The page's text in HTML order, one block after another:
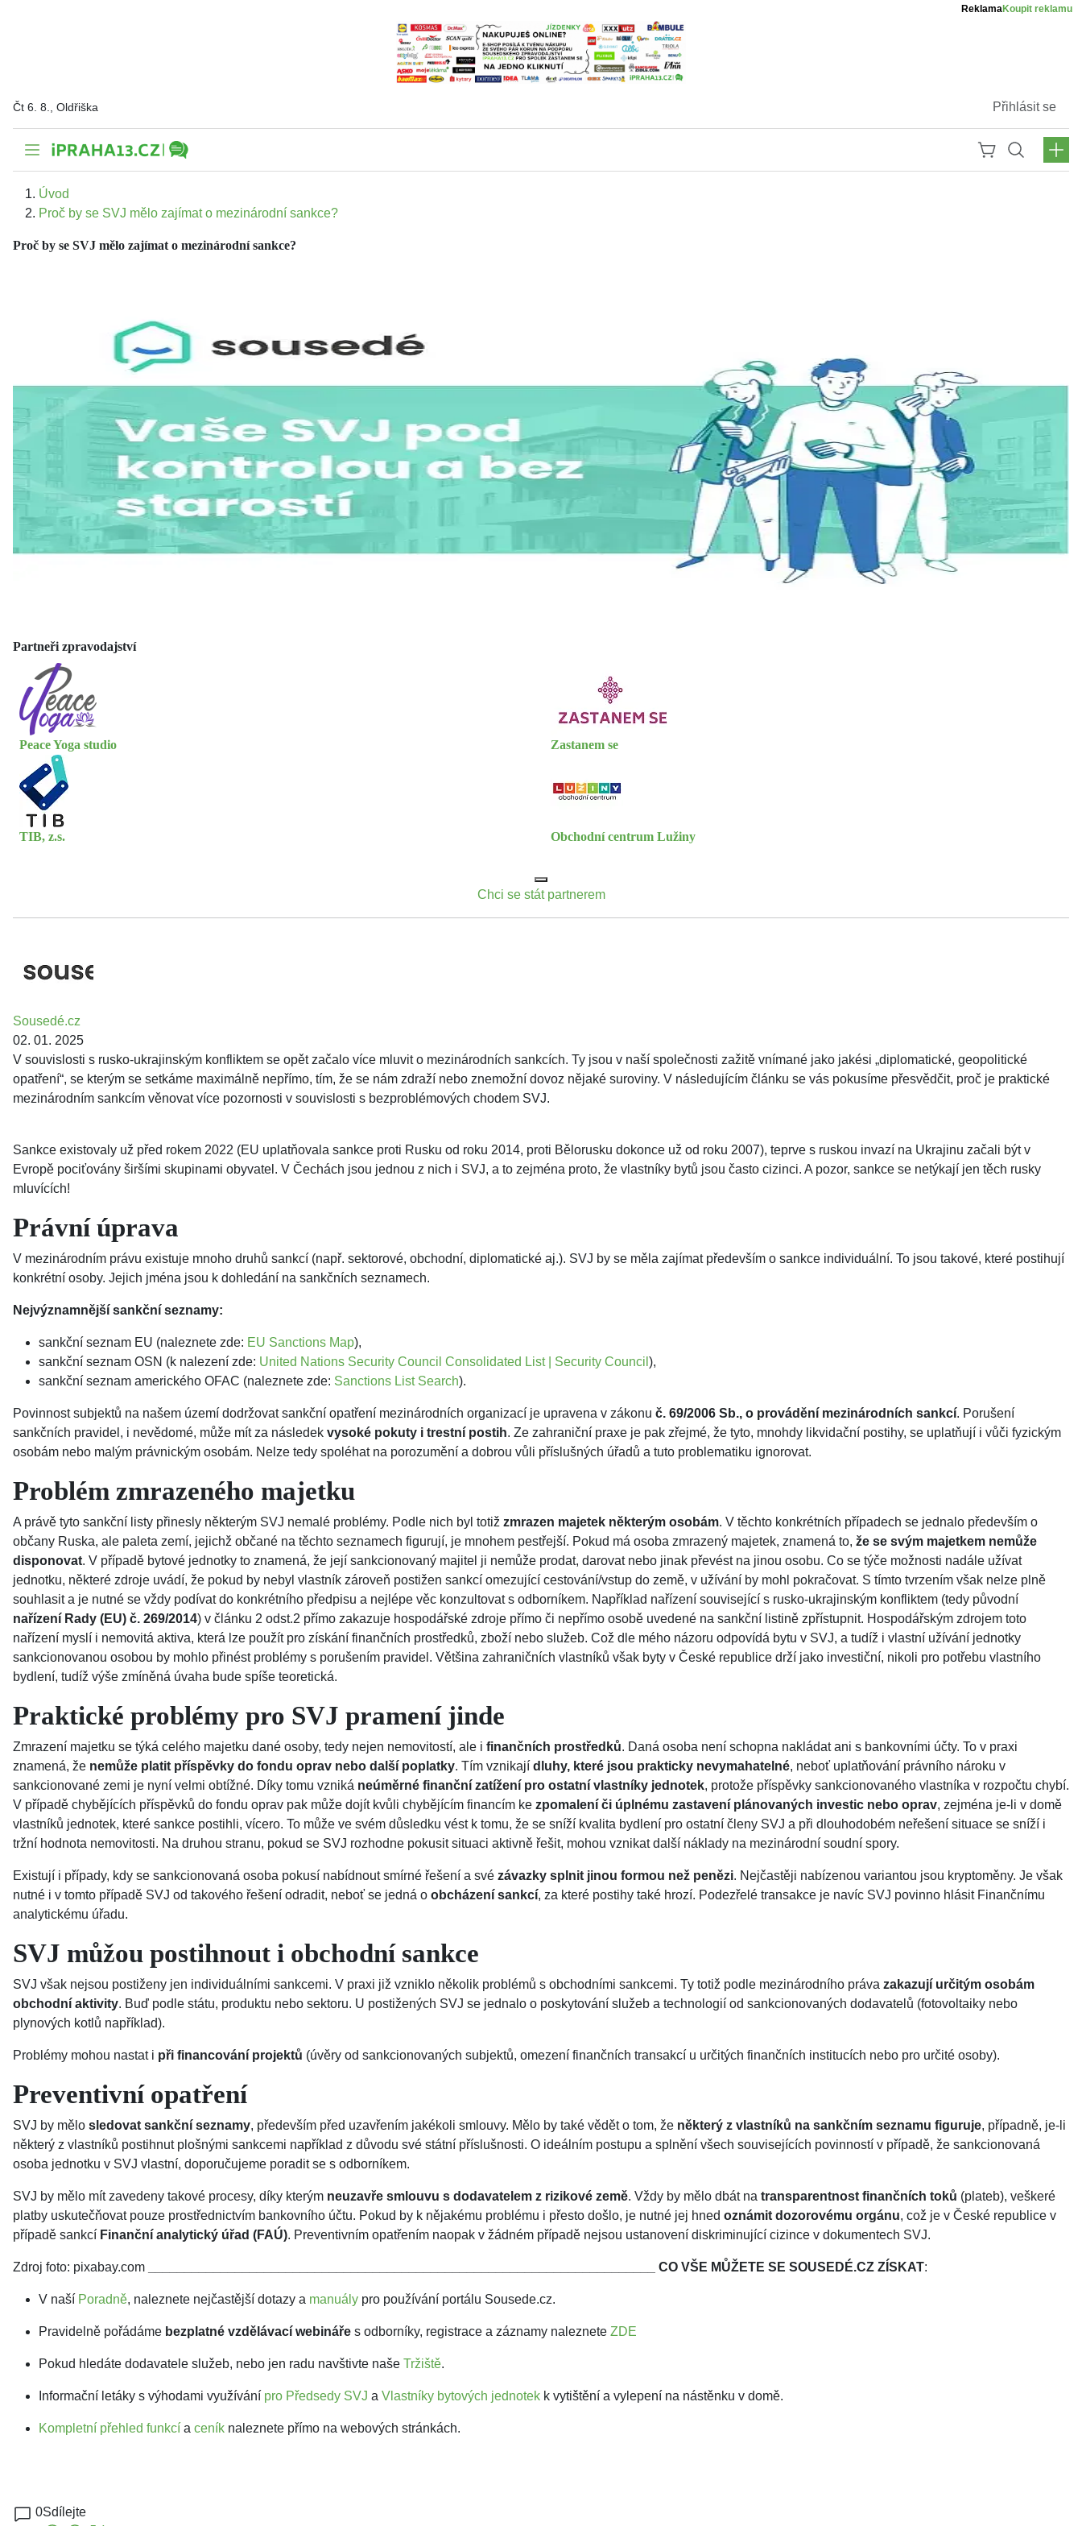
ReklamaKoupit reklamu
Čt 6. 8., Oldřiška Přihlásit se
Úvod
Proč by se SVJ mělo zajímat o mezinárodní sankce?
Proč by se SVJ mělo zajímat o mezinárodní sankce?
Partneři zpravodajství
Peace Yoga studio Zastanem se
TIB, z.s. Obchodní centrum Lužiny
Chci se stát partnerem
Sousedé.cz
02. 01. 2025
V souvislosti s rusko-ukrajinským konfliktem se opět začalo více mluvit o mezinárodních sankcích. Ty jsou v naší společnosti zažitě vnímané jako jakési „diplomatické, geopolitické
opatření“, se kterým se setkáme maximálně nepřímo, tím, že se nám zdraží nebo znemožní dovoz nějaké suroviny. V následujícím článku se vás pokusíme přesvědčit, proč je praktické
mezinárodním sankcím věnovat více pozornosti v souvislosti s bezproblémových chodem SVJ.
Sankce existovaly už před rokem 2022 (EU uplatňovala sankce proti Rusku od roku 2014, proti Bělorusku dokonce už od roku 2007), teprve s ruskou invazí na Ukrajinu začali být v
Evropě pociťovány širšími skupinami obyvatel. V Čechách jsou jednou z nich i SVJ, a to zejména proto, že vlastníky bytů jsou často cizinci. A pozor, sankce se netýkají jen těch rusky
mluvících!
Právní úprava
V mezinárodním právu existuje mnoho druhů sankcí (např. sektorové, obchodní, diplomatické aj.). SVJ by se měla zajímat především o sankce individuální. To jsou takové, které postihují
konkrétní osoby. Jejich jména jsou k dohledání na sankčních seznamech.
Nejvýznamnější sankční seznamy:
sankční seznam EU (naleznete zde: EU Sanctions Map),
sankční seznam OSN (k nalezení zde: United Nations Security Council Consolidated List | Security Council ),
sankční seznam amerického OFAC (naleznete zde: Sanctions List Search).
Povinnost subjektů na našem území dodržovat sankční opatření mezinárodních organizací je upravena v zákonu č. 69/2006 Sb., o provádění mezinárodních sankcí. Porušení
sankčních pravidel, i nevědomé, může mít za následek vysoké pokuty i trestní postih. Ze zahraniční praxe je pak zřejmé, že tyto, mnohdy likvidační postihy, se uplatňují i vůči fyzickým
osobám nebo malým právnickým osobám. Nelze tedy spoléhat na porozumění a dobrou vůli příslušných úřadů a tuto problematiku ignorovat.
Problém zmrazeného majetku
A právě tyto sankční listy přinesly některým SVJ nemalé problémy. Podle nich byl totiž zmrazen majetek některým osobám. V těchto konkrétních případech se jednalo především o
občany Ruska, ale paleta zemí, jejichž občané na těchto seznamech figurují, je mnohem pestřejší. Pokud má osoba zmrazený majetek, znamená to, že se svým majetkem nemůže
disponovat. V případě bytové jednotky to znamená, že její sankcionovaný majitel ji nemůže prodat, darovat nebo jinak převést na jinou osobu. Co se týče možnosti nadále užívat
jednotku, některé zdroje uvádí, že pokud by nebyl vlastník zároveň postižen sankcí omezující cestování/vstup do země, v užívání by mohl pokračovat. S tímto tvrzením však nelze plně
souhlasit a je nutné se vždy podívat do konkrétního předpisu a nejlépe věc konzultovat s odborníkem. Například nařízení související s rusko-ukrajinským konfliktem (tedy původní
nařízení Rady (EU) č. 269/2014) v článku 2 odst.2 přímo zakazuje hospodářské zdroje přímo či nepřímo osobě uvedené na sankční listině zpřístupnit. Hospodářským zdrojem toto
nařízení myslí i nemovitá aktiva, která lze použít pro získání finančních prostředků, zboží nebo služeb. Což dle mého názoru odpovídá bytu v SVJ, a tudíž i vlastní užívání jednotky
sankcionovanou osobou by mohlo přinést problémy s porušením pravidel. Většina zahraničních vlastníků však byty v České republice drží jako investiční, nikoli pro potřebu vlastního
bydlení, tudíž výše zmíněná úvaha bude spíše teoretická.
Praktické problémy pro SVJ pramení jinde
Zmrazení majetku se týká celého majetku dané osoby, tedy nejen nemovitostí, ale i finančních prostředků. Daná osoba není schopna nakládat ani s bankovními účty. To v praxi
znamená, že nemůže platit příspěvky do fondu oprav nebo další poplatky. Tím vznikají dluhy, které jsou prakticky nevymahatelné, neboť uplatňování právního nároku v
sankcionované zemi je nyní velmi obtížné. Díky tomu vzniká neúměrné finanční zatížení pro ostatní vlastníky jednotek, protože příspěvky sankcionovaného vlastníka v rozpočtu chybí.
V případě chybějících příspěvků do fondu oprav pak může dojít kvůli chybějícím financím ke zpomalení či úplnému zastavení plánovaných investic nebo oprav, zejména je-li v domě
vlastníků jednotek, které sankce postihli, vícero. To může ve svém důsledku vést k tomu, že se sníží kvalita bydlení pro ostatní členy SVJ a při dlouhodobém neřešení situace se sníží i
tržní hodnota nemovitosti. Na druhou stranu, pokud se SVJ rozhodne pokusit situaci aktivně řešit, mohou vznikat další náklady na mezinárodní soudní spory.
Existují i případy, kdy se sankcionovaná osoba pokusí nabídnout smírné řešení a své závazky splnit jinou formou než penězi. Nejčastěji nabízenou variantou jsou kryptoměny. Je však
nutné i v tomto případě SVJ od takového řešení odradit, neboť se jedná o obcházení sankcí, za které postihy také hrozí. Podezřelé transakce je navíc SVJ povinno hlásit Finančnímu
analytickému úřadu.
SVJ můžou postihnout i obchodní sankce
SVJ však nejsou postiženy jen individuálními sankcemi. V praxi již vzniklo několik problémů s obchodními sankcemi. Ty totiž podle mezinárodního práva zakazují určitým osobám
obchodní aktivity. Buď podle státu, produktu nebo sektoru. U postižených SVJ se jednalo o poskytování služeb a technologií od sankcionovaných dodavatelů (fotovoltaiky nebo
plynových kotlů například).
Problémy mohou nastat i při financování projektů (úvěry od sankcionovaných subjektů, omezení finančních transakcí u určitých finančních institucích nebo pro určité osoby).
Preventivní opatření
SVJ by mělo sledovat sankční seznamy, především před uzavřením jakékoli smlouvy. Mělo by také vědět o tom, že některý z vlastníků na sankčním seznamu figuruje, případně, je-li
některý z vlastníků postihnut plošnými sankcemi například z důvodu své státní příslušnosti. O ideálním postupu a splnění všech souvisejících povinností v případě, že sankcionovaná
osoba jednotku v SVJ vlastní, doporučujeme poradit se s odborníkem.
SVJ by mělo mít zavedeny takové procesy, díky kterým neuzavře smlouvu s dodavatelem z rizikové země. Vždy by mělo dbát na transparentnost finančních toků (plateb), veškeré
platby uskutečňovat pouze prostřednictvím bankovního účtu. Pokud by k nějakému problému i přesto došlo, je nutné jej hned oznámit dozorovému orgánu, což je v České republice v
případě sankcí Finanční analytický úřad (FAÚ). Preventivním opatřením naopak v žádném případě nejsou ustanovení diskriminující cizince v dokumentech SVJ.
Zdroj foto: pixabay.com CO VŠE MŮŽETE SE SOUSEDÉ.CZ ZÍSKAT:
V naší Poradně, naleznete nejčastější dotazy a manuály pro používání portálu Sousede.cz.
Pravidelně pořádáme bezplatné vzdělávací webináře s odborníky, registrace a záznamy naleznete ZDE
Pokud hledáte dodavatele služeb, nebo jen radu navštivte naše Tržiště.
Informační letáky s výhodami využívání pro Předsedy SVJ a Vlastníky bytových jednotek k vytištění a vylepení na nástěnku v domě.
Kompletní přehled funkcí a ceník naleznete přímo na webových stránkách.
0Sdílejte